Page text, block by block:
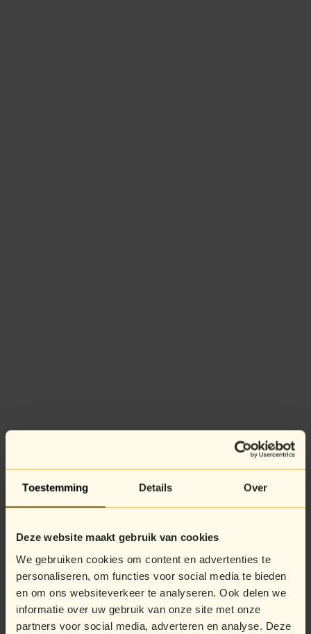
Toestemming Details Over
Deze website maakt gebruik van cookies
We gebruiken cookies om content en advertenties te
personaliseren, om functies voor social media te bieden
en om ons websiteverkeer te analyseren. Ook delen we
informatie over uw gebruik van onze site met onze
partners voor social media, adverteren en analyse. Deze